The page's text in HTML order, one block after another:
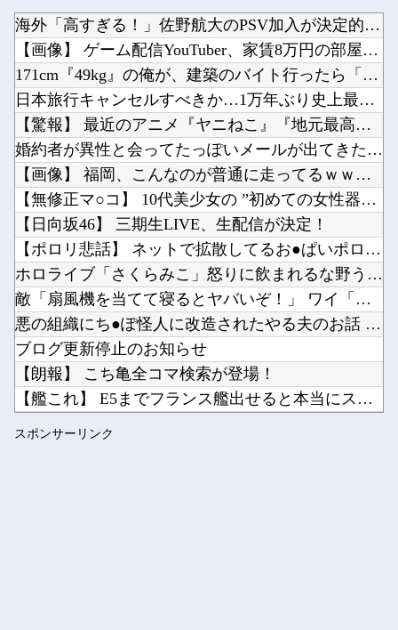
【艦これ】 E5までフランス艦出せると本当にスゴいよね
【2軍】 DeNA・森敬斗、中堅UZR 8.2時点【 11.6】14球団トップ
【悲報】 めっちゃカメレオンさん、早速パクリゲーが任天堂ストアに登場してしまう……
Powered by livedoor 相互RSS
【ラブライブ！】【動画】くりぱんせつ菜、はしゃぐ【定期】他
【悲報】男さん、ウォータースライダーで上手く滑れずチューブの中に取り残されてしまうｗｗｗｗ...
日本「沖縄県知事選（9月」一色正春「海難事件追及（検証」八重山日報「抗議団体が危険航行（生...
【動画】注文するとヘルメット装着→鈍器で頭を殴られるチェコのバーｗｗｗｗ他
【ニュース】高市内閣、在日外国人の生活保護にメス！！！！他
ホーム画面が一番良かったハード他
【にじ甲2026】月ノ美兎、卯月コウ、夜牛詩乃らによる甲子園とかも見たくはある他
グラボそんなにすぐ壊れる？他
Powered by livedoor 相互RSS
海外「高すぎる！」佐野航大のPSV加入が決定的になり海外大騒...
【画像】 ゲーム配信YouTuber、家賃8万円の部屋で深夜...
171cm『49kg』の俺が、建築のバイト行ったら「こう」な...
日本旅行キャンセルすべきか…1万年ぶり史上最大級の火山の兆し...
【驚報】 最近のアニメ『ヤニねこ』『地元最高！』『みいちゃん...
婚約者が異性と会ってたっぽいメールが出てきたわけだが
【画像】 福岡、こんなのが普通に走ってるｗｗｗｗｗｗｗｗｗｗ...
【無修正マ○コ】 10代美少女の ”初めての女性器脱毛” 動...
【日向坂46】 三期生LIVE、生配信が決定！
【ポロリ悲話】 ネットで拡散してるお●ぱいポロリ動画、何故か...
ホロライブ「さくらみこ」怒りに飲まれるな野うさぎ！2ndソロ...
敵「扇風機を当てて寝るとヤバいぞ！」 ワイ「大丈夫やろｗｗｗ...
悪の組織にち●ぽ怪人に改造されたやる夫のお話 第3話
ブログ更新停止のお知らせ
【朗報】 こち亀全コマ検索が登場！
【艦これ】 E5までフランス艦出せると本当にスゴいよね
【2軍】 DeNA・森敬斗、中堅UZR 8.2時点【 11....
スポンサーリンク